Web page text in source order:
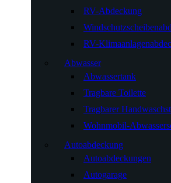
RV-Abdeckung
RV-
Abwasser
Abwassertank
Tragbare Toilette
Tragbarer
Wohnmobil-
Autoabdeckung
Autoabdeckungen
Autogarage